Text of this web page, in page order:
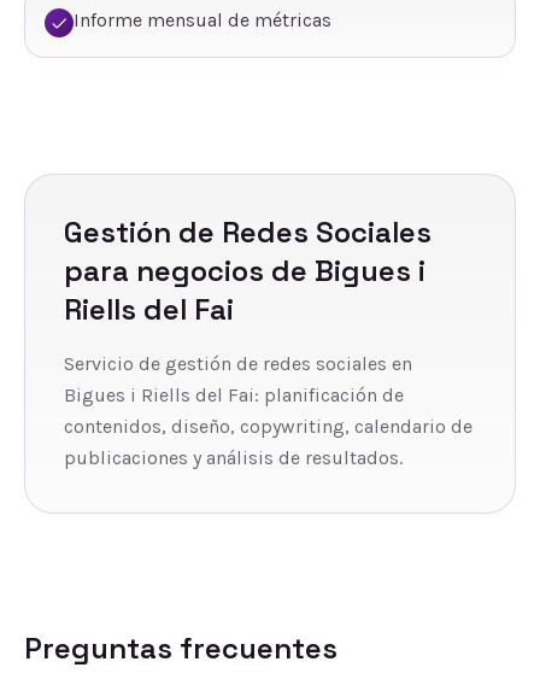
Informe mensual de métricas
Gestión de Redes Sociales
para negocios de Bigues i
Riells del Fai
Servicio de gestión de redes sociales en
Bigues i Riells del Fai: planificación de
contenidos, diseño, copywriting, calendario de
publicaciones y análisis de resultados.
Preguntas frecuentes